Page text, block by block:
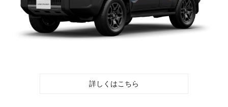
詳しくはこちら